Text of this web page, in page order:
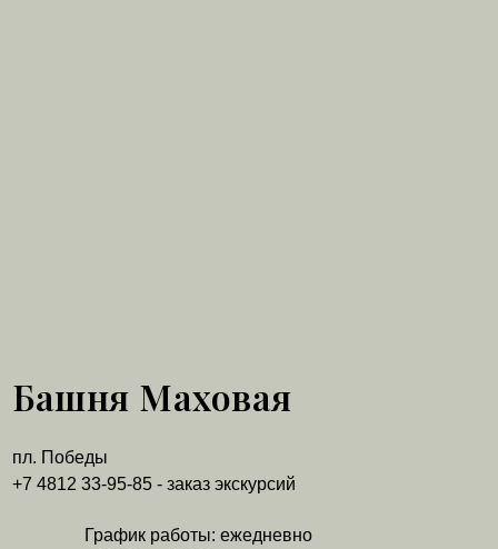
График работы: ежедневно
Башня Маховая
пл. Победы
+7 4812 33-95-85 - заказ экскурсий